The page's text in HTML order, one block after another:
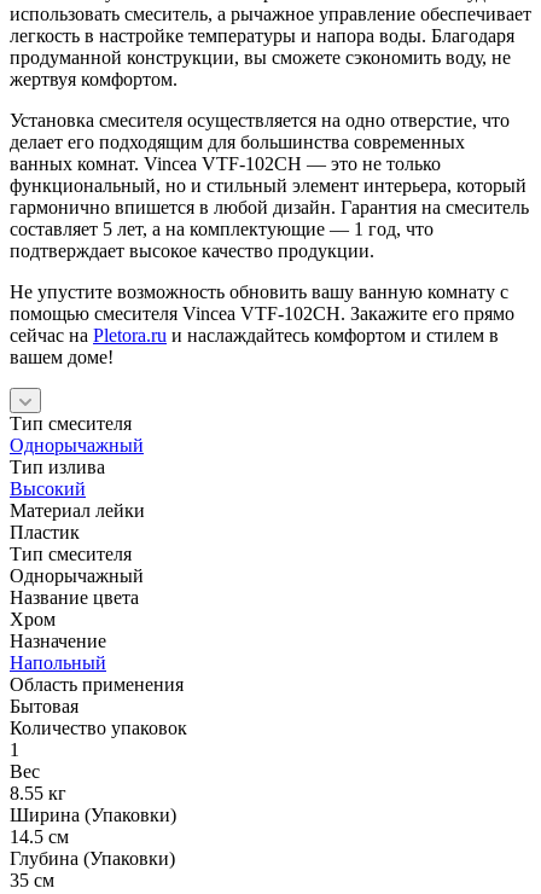
использовать смеситель, а рычажное управление обеспечивает
легкость в настройке температуры и напора воды. Благодаря
продуманной конструкции, вы сможете сэкономить воду, не
жертвуя комфортом.
Установка смесителя осуществляется на одно отверстие, что
делает его подходящим для большинства современных
ванных комнат. Vincea VTF-102CH — это не только
функциональный, но и стильный элемент интерьера, который
гармонично впишется в любой дизайн. Гарантия на смеситель
составляет 5 лет, а на комплектующие — 1 год, что
подтверждает высокое качество продукции.
Не упустите возможность обновить вашу ванную комнату с
помощью смесителя Vincea VTF-102CH. Закажите его прямо
сейчас на Pletora.ru и наслаждайтесь комфортом и стилем в
вашем доме!
Тип смесителя
Однорычажный
Тип излива
Высокий
Материал лейки
Пластик
Тип смесителя
Однорычажный
Название цвета
Хром
Назначение
Напольный
Область применения
Бытовая
Количество упаковок
1
Вес
8.55 кг
Ширина (Упаковки)
14.5 см
Глубина (Упаковки)
35 см